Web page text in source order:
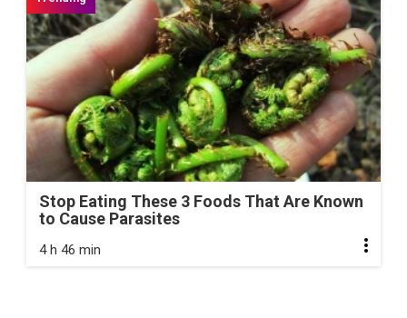
Stop Eating These 3 Foods That Are Known
to Cause Parasites
4 h 46 min